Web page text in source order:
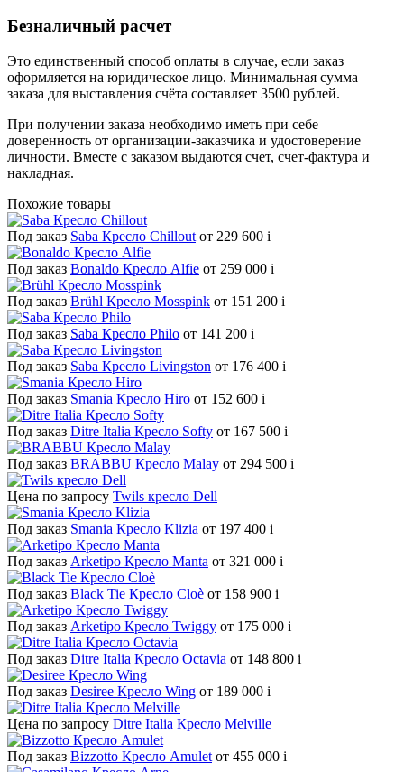
Безналичный расчет
Это единственный способ оплаты в случае, если заказ
оформляется на юридическое лицо. Минимальная сумма
заказа для выставления счёта составляет 3500 рублей.
При получении заказа необходимо иметь при себе
доверенность от организации-заказчика и удостоверение
личности. Вместе с заказом выдаются счет, счет-фактура и
накладная.
Похожие товары
Под заказ Saba Кресло Chillout от 229 600 i
Под заказ Bonaldo Кресло Alfie от 259 000 i
Под заказ Brühl Кресло Mosspink от 151 200 i
Под заказ Saba Кресло Philo от 141 200 i
Под заказ Saba Кресло Livingston от 176 400 i
Под заказ Smania Кресло Hiro от 152 600 i
Под заказ Ditre Italia Кресло Softy от 167 500 i
Под заказ BRABBU Кресло Malay от 294 500 i
Цена по запросу Twils кресло Dell
Под заказ Smania Кресло Klizia от 197 400 i
Под заказ Arketipo Кресло Manta от 321 000 i
Под заказ Black Tie Кресло Cloè от 158 900 i
Под заказ Arketipo Кресло Twiggy от 175 000 i
Под заказ Ditre Italia Кресло Octavia от 148 800 i
Под заказ Desiree Кресло Wing от 189 000 i
Цена по запросу Ditre Italia Кресло Melville
Под заказ Bizzotto Кресло Amulet от 455 000 i